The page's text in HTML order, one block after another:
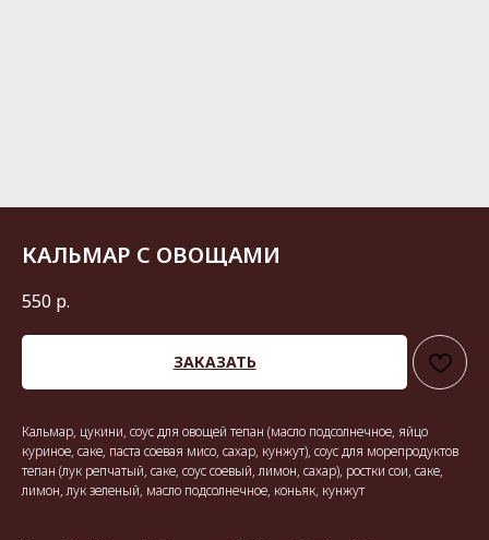
КАЛЬМАР С ОВОЩАМИ
550 р.
ЗАКАЗАТЬ
Кальмар, цукини, соус для овощей тепан (масло подсолнечное, яйцо
куриное, саке, паста соевая мисо, сахар, кунжут), соус для морепродуктов
тепан (лук репчатый, саке, соус соевый, лимон, сахар), ростки сои, саке,
лимон, лук зеленый, масло подсолнечное, коньяк, кунжут